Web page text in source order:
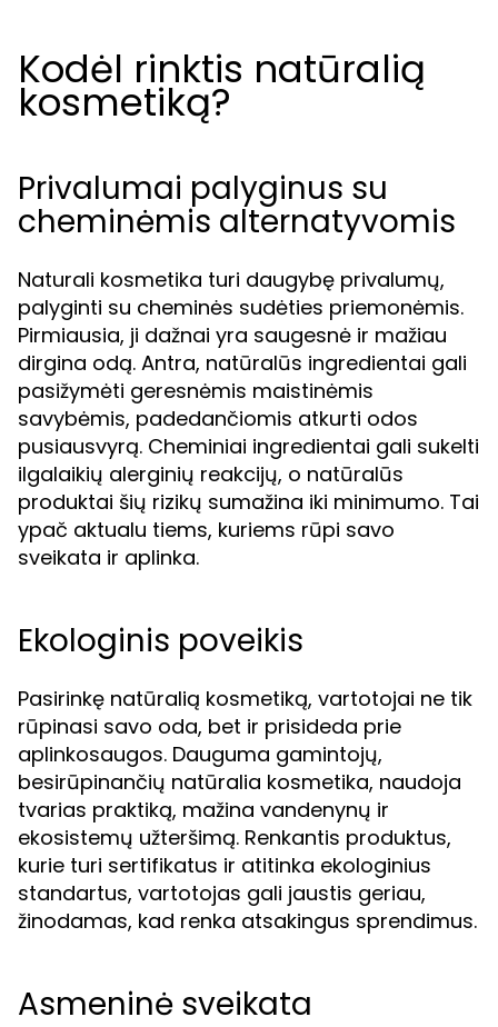
Kodėl rinktis natūralią
kosmetiką?
Privalumai palyginus su
cheminėmis alternatyvomis
Naturali kosmetika turi daugybę privalumų,
palyginti su cheminės sudėties priemonėmis.
Pirmiausia, ji dažnai yra saugesnė ir mažiau
dirgina odą. Antra, natūralūs ingredientai gali
pasižymėti geresnėmis maistinėmis
savybėmis, padedančiomis atkurti odos
pusiausvyrą. Cheminiai ingredientai gali sukelti
ilgalaikių alerginių reakcijų, o natūralūs
produktai šių rizikų sumažina iki minimumo. Tai
ypač aktualu tiems, kuriems rūpi savo
sveikata ir aplinka.
Ekologinis poveikis
Pasirinkę natūralią kosmetiką, vartotojai ne tik
rūpinasi savo oda, bet ir prisideda prie
aplinkosaugos. Dauguma gamintojų,
besirūpinančių natūralia kosmetika, naudoja
tvarias praktiką, mažina vandenynų ir
ekosistemų užteršimą. Renkantis produktus,
kurie turi sertifikatus ir atitinka ekologinius
standartus, vartotojas gali jaustis geriau,
žinodamas, kad renka atsakingus sprendimus.
Asmeninė sveikata